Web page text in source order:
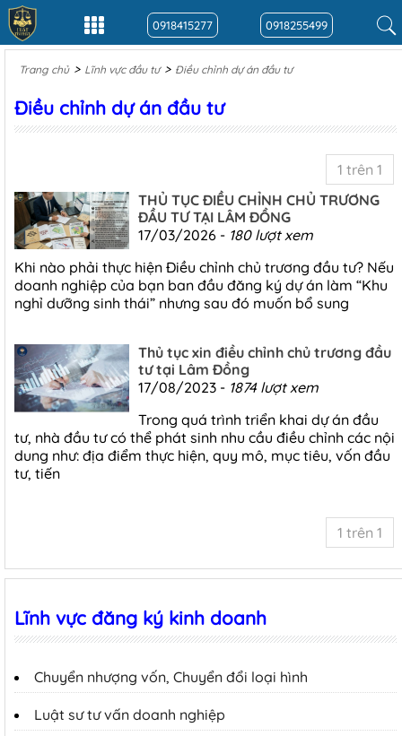
0918415277 0918255499
Trang chủ > Lĩnh vực đầu tư > Điều chỉnh dự án đầu tư
Điều chỉnh dự án đầu tư
1 trên 1
THỦ TỤC ĐIỀU CHỈNH CHỦ TRƯƠNG
ĐẦU TƯ TẠI LÂM ĐỒNG
17/03/2026 - 180 lượt xem
Khi nào phải thực hiện Điều chỉnh chủ trương đầu tư? Nếu
doanh nghiệp của bạn ban đầu đăng ký dự án làm “Khu
nghỉ dưỡng sinh thái” nhưng sau đó muốn bổ sung
Thủ tục xin điều chỉnh chủ trương đầu
tư tại Lâm Đồng
17/08/2023 - 1874 lượt xem
Trong quá trình triển khai dự án đầu
tư, nhà đầu tư có thể phát sinh nhu cầu điều chỉnh các nội
dung như: địa điểm thực hiện, quy mô, mục tiêu, vốn đầu
tư, tiến
1 trên 1
Lĩnh vực đăng ký kinh doanh
Chuyển nhượng vốn, Chuyển đổi loại hình
Luật sư tư vấn doanh nghiệp